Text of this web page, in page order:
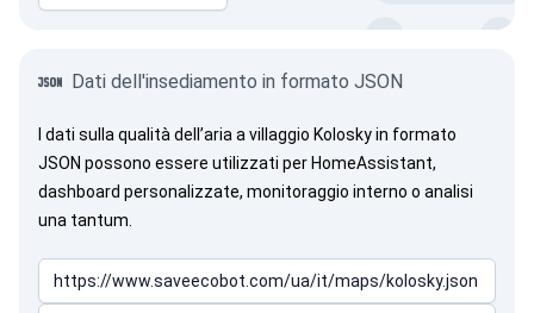
Dati dell'insediamento in formato JSON
I dati sulla qualità dell’aria a villaggio Kolosky in formato
JSON possono essere utilizzati per HomeAssistant,
dashboard personalizzate, monitoraggio interno o analisi
una tantum.